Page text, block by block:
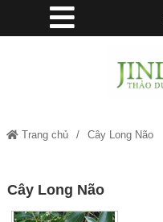
Trang chủ Cây Long Não
Cây Long Não